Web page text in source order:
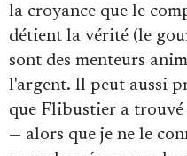
la croyance que le
détient la vérité (le
sont des menteurs
l'argent. Il peut aussi
que Flibustier a trouvé
— alors que je ne le